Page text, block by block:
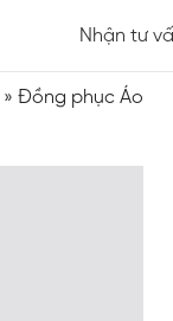
Nhận tư
»Đồng phục Áo